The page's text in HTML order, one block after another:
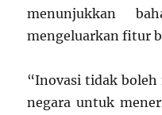
menunjukkan
mengeluarkan fitur
“Inovasi tidak boleh
negara untuk